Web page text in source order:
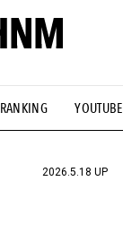
RANKING YOUTUBE
#マイナーグッド図鑑
2026.5.18 UP